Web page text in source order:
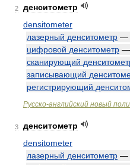
2
денситометр
densitometer
лазерный денситометр —
цифровой денситометр —
сканирующий
записывающий
регистрирующий
Русско-английский новый
3
денситометр
densitometer
лазерный денситометр —